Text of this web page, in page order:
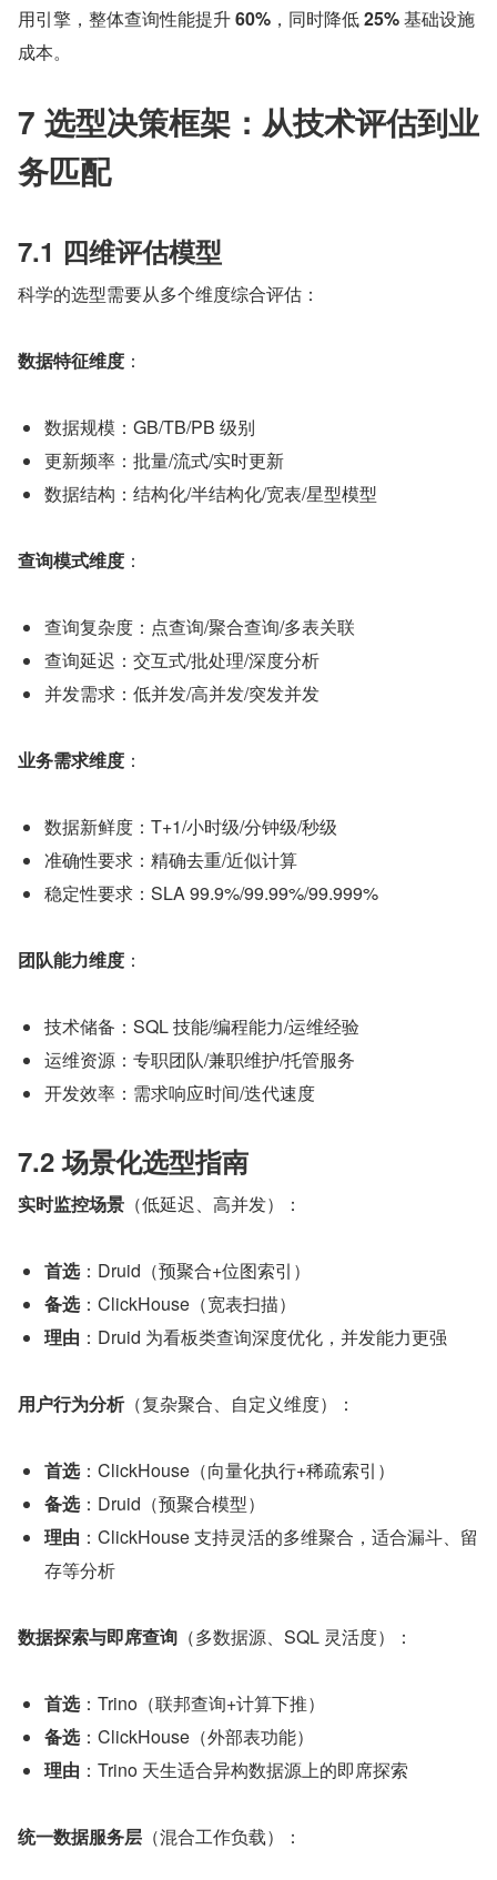
用引擎，整体查询性能提升 60% ，同时降低 25% 基础设施
成本。
7 选型决策框架：从技术评估到业
务匹配
7.1 四维评估模型
科学的选型需要从多个维度综合评估：
数据特征维度 ：
数据规模：GB/TB/PB 级别
更新频率：批量/流式/实时更新
数据结构：结构化/半结构化/宽表/星型模型
查询模式维度 ：
查询复杂度：点查询/聚合查询/多表关联
查询延迟：交互式/批处理/深度分析
并发需求：低并发/高并发/突发并发
业务需求维度 ：
数据新鲜度：T+1/小时级/分钟级/秒级
准确性要求：精确去重/近似计算
稳定性要求：SLA 99.9%/99.99%/99.999%
团队能力维度 ：
技术储备：SQL 技能/编程能力/运维经验
运维资源：专职团队/兼职维护/托管服务
开发效率：需求响应时间/迭代速度
7.2 场景化选型指南
实时监控场景 （低延迟、高并发）：
首选：Druid（预聚合+位图索引）
备选：ClickHouse（宽表扫描）
理由 ：Druid 为看板类查询深度优化，并发能力更强
用户行为分析（复杂聚合、自定义维度）：
首选：ClickHouse（向量化执行+稀疏索引）
备选：Druid（预聚合模型）
理由 ：ClickHouse 支持灵活的多维聚合，适合漏斗、留
存等分析
数据探索与即席查询 （多数据源、SQL 灵活度）：
首选：Trino（联邦查询+计算下推）
备选：ClickHouse（外部表功能）
理由 ：Trino 天生适合异构数据源上的即席探索
统一数据服务层 （混合工作负载）：